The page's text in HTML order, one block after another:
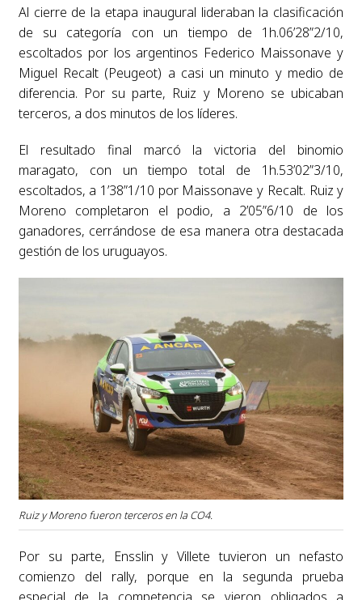
Al cierre de la etapa inaugural lideraban la clasificación
de su categoría con un tiempo de 1h.06’28”2/10,
escoltados por los argentinos Federico Maissonave y
Miguel Recalt (Peugeot) a casi un minuto y medio de
diferencia. Por su parte, Ruiz y Moreno se ubicaban
terceros, a dos minutos de los líderes.
El resultado final marcó la victoria del binomio
maragato, con un tiempo total de 1h.53’02”3/10,
escoltados, a 1’38”1/10 por Maissonave y Recalt. Ruiz y
Moreno completaron el podio, a 2’05”6/10 de los
ganadores, cerrándose de esa manera otra destacada
gestión de los uruguayos.
Ruiz y Moreno fueron terceros en la CO4.
Por su parte, Ensslin y Villete tuvieron un nefasto
comienzo del rally, porque en la segunda prueba